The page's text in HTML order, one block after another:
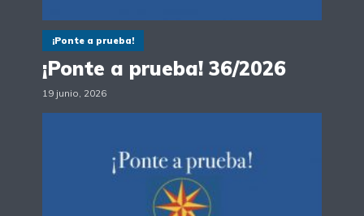
¡Ponte a prueba!
¡Ponte a prueba! 36/2026
19 junio, 2026